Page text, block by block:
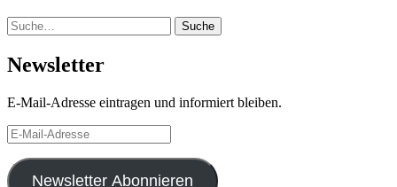
Suche Suche
Newsletter
E-Mail-Adresse eintragen und informiert bleiben.
E-
Mail-
Adresse
Newsletter Abonnieren